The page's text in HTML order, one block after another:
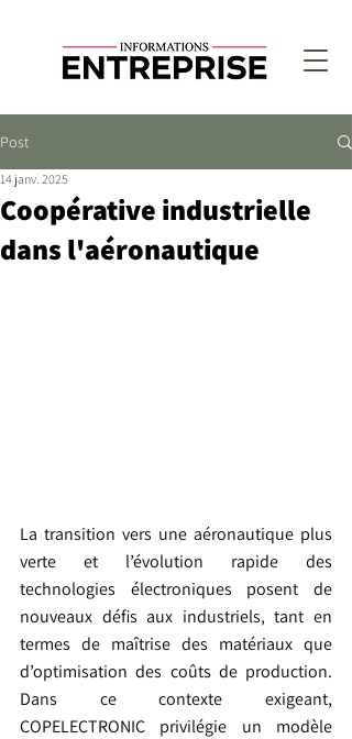
Post
Coopérative industrielle
dans l'aéronautique
14 janv. 2025
La transition vers une aéronautique plus
verte et l’évolution rapide des
technologies électroniques posent de
nouveaux défis aux industriels, tant en
termes de maîtrise des matériaux que
d’optimisation des coûts de production.
Dans ce contexte exigeant,
COPELECTRONIC privilégie un modèle